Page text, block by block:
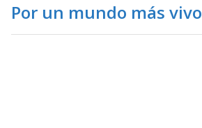
Por un mundo más vivo